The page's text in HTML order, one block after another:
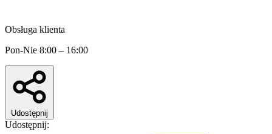
Obsługa klienta
Pon-Nie 8:00 – 16:00
Udostępnij
Udostępnij: